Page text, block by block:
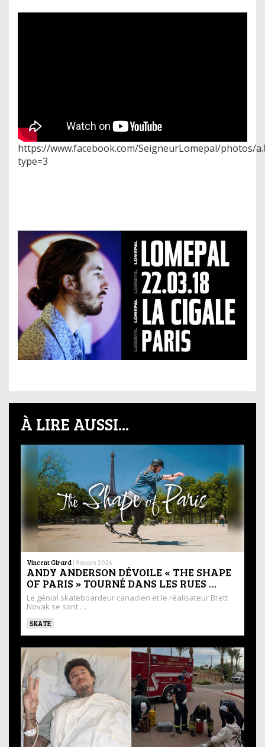
https://www.facebook.com/SeigneurLomepal/photos/
type=3
À LIRE AUSSI...
Vincent Girard | 9 mars 2026
ANDY ANDERSON DÉVOILE « THE SHAPE
OF PARIS » TOURNÉ DANS LES RUES …
Le génial skateboardeur canadien et le réalisateur Brett
Novak se sont …
SKATE